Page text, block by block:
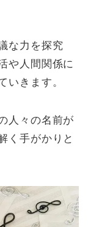
な力を探究
や人間関係に
いきます。
人々の名前が
く手がかりと